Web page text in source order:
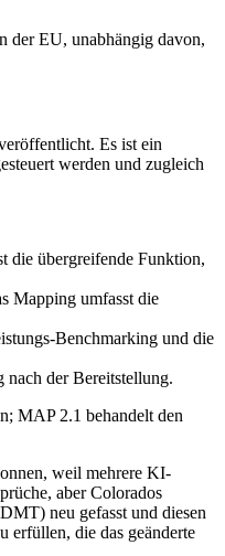
der EU, unabhängig davon,
Es ist ein
werden und zugleich
die übergreifende Funktion,
Mapping umfasst die
Benchmarking und die
der Bereitstellung.
MAP 2.1 behandelt den
weil mehrere KI-
aber Colorados
neu gefasst und diesen
erfüllen, die das geänderte